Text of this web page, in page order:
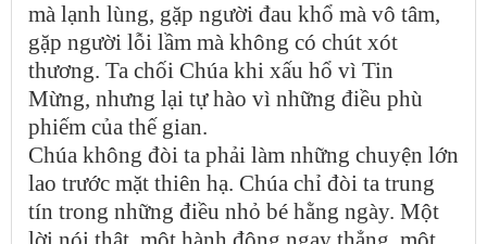
mà lạnh lùng, gặp người đau khổ mà vô tâm,
gặp người lỗi lầm mà không có chút xót
thương. Ta chối Chúa khi xấu hổ vì Tin
Mừng, nhưng lại tự hào vì những điều phù
phiếm của thế gian.
Chúa không đòi ta phải làm những chuyện lớn
lao trước mặt thiên hạ. Chúa chỉ đòi ta trung
tín trong những điều nhỏ bé hằng ngày. Một